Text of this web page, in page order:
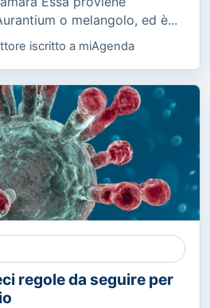
o melangolo, ed è...
iscritto a miAgenda
regole da seguire per